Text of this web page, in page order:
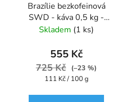
Brazílie bezkofeinová
SWD - káva 0,5 kg -
Oxalis
Skladem (1 ks)
555 Kč
725 Kč
(–23 %)
Měrná
111 Kč / 100 g